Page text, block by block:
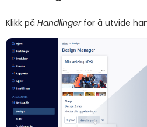
Klikk på Handlingerfor å utvide